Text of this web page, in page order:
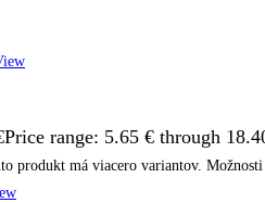
Price range: 5.65 € through
produkt má viacero variantov.